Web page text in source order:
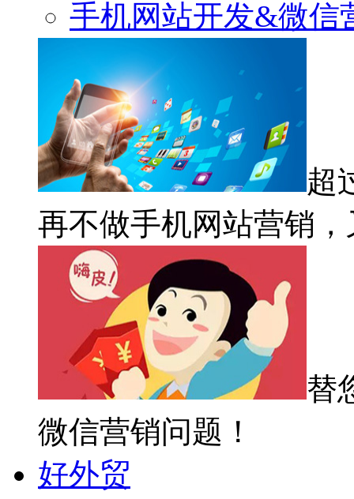
手机网站开发&微信
超
再不做手机网站营销
替
微信营销问题！
好外贸